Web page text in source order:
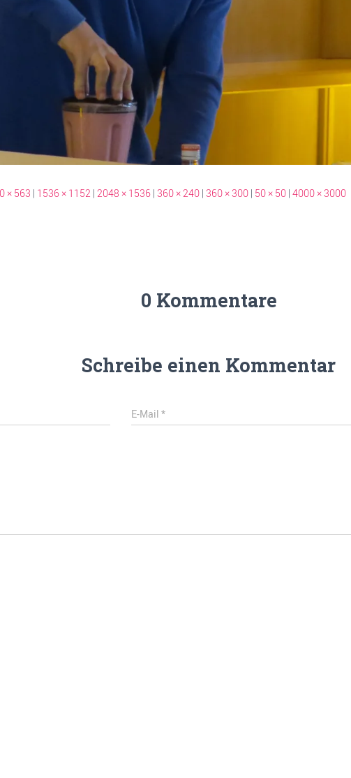
× 563 | 1536 × 1152 | 2048 × 1536 | 360 × 240 | 360 × 300 | 50 × 50 | 4000 × 3000
0 Kommentare
Schreibe einen Kommentar
E-Mail*